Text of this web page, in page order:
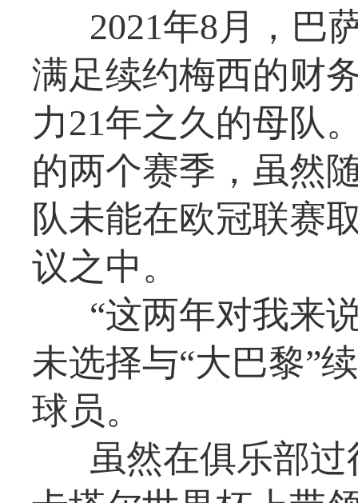
2021年8月，巴
满足续约梅西的财
力21年之久的母队
的两个赛季，虽然
队未能在欧冠联赛
议之中。
“这两年对我来
未选择与“大巴黎”
球员。
虽然在俱乐部